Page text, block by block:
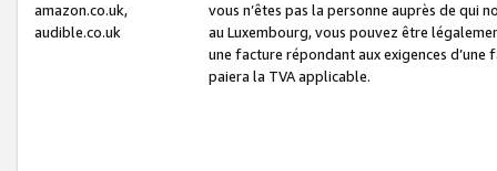
amazon.co.uk,
audible.co.uk
vous n’êtes pas la personne auprès de qui
au Luxembourg, vous pouvez être
une facture répondant aux exigences
paiera la TVA applicable.